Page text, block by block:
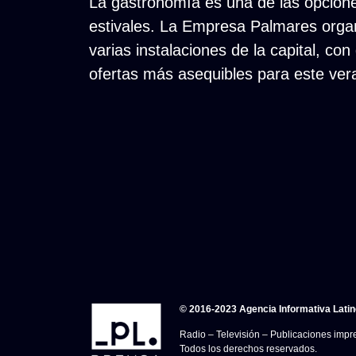
estivales. La Empresa Palmares
varias instalaciones de la capital,
ofertas más asequibles para este
© 2016-2023 Agencia Informativa
Radio – Televisión – Publicaciones
Todos los derechos reservados.